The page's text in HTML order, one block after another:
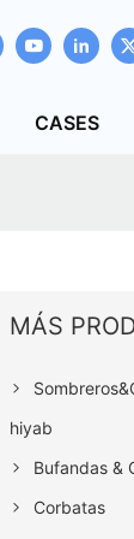
CASES
MÁS
hiyab
Bufandas &
Corbatas